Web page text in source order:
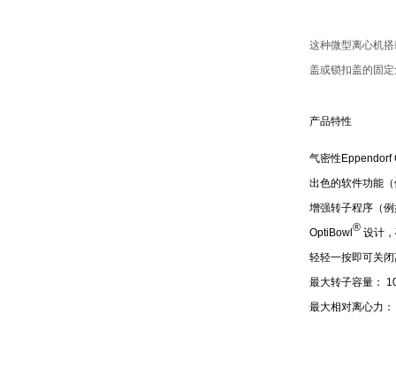
这种微型离心机
盖或锁扣盖的固
产品特性
气密性Eppendorf
出色的软件功能
增强转子程序（
OptiBowl ® 设计
轻轻一按即可关
最大转子容量：
最大相对离心力